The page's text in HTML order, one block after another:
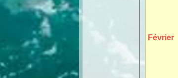
Février